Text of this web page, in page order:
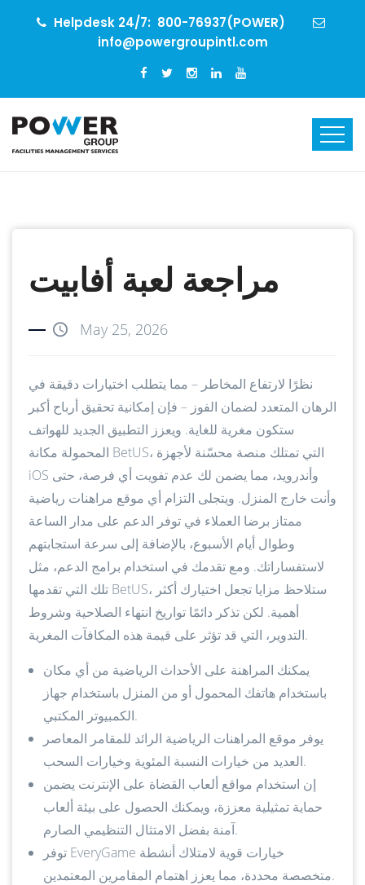
Helpdesk 24/7: 800-76937(POWER)
info@powergroupintl.com
مراجعة لعبة أفابيت
May 25, 2026
نظرًا لارتفاع المخاطر – مما يتطلب اختيارات دقيقة في
الرهان المتعدد لضمان الفوز – فإن إمكانية تحقيق أرباح أكبر
ستكون مغرية للغاية. ويعزز التطبيق الجديد للهواتف
المحمولة مكانة BetUS، التي تمتلك منصة محسّنة لأجهزة
iOS وأندرويد، مما يضمن لك عدم تفويت أي فرصة، حتى
وأنت خارج المنزل. ويتجلى التزام أي موقع مراهنات رياضية
ممتاز برضا العملاء في توفر الدعم على مدار الساعة
وطوال أيام الأسبوع، بالإضافة إلى سرعة استجابتهم
لاستفساراتك. ومع تقدمك في استخدام برامج الدعم، مثل
تلك التي تقدمها BetUS، ستلاحظ مزايا تجعل اختيارك أكثر
أهمية. لكن تذكر دائمًا تواريخ انتهاء الصلاحية وشروط
التدوير، التي قد تؤثر على قيمة هذه المكافآت المغرية.
يمكنك المراهنة على الأحداث الرياضية من أي مكان
باستخدام هاتفك المحمول أو من المنزل باستخدام جهاز
الكمبيوتر المكتبي.
يوفر موقع المراهنات الرياضية الرائد للمقامر المعاصر
العديد من خيارات النسبة المئوية وخيارات السحب.
إن استخدام مواقع ألعاب القضاة على الإنترنت يضمن
حماية تمثيلية معززة، ويمكنك الحصول على بيئة ألعاب
آمنة بفضل الامتثال التنظيمي الصارم.
توفر EveryGame خيارات قوية لامتلاك أنشطة
متخصصة محددة، مما يعزز اهتمام المقامرين المعتمدين.